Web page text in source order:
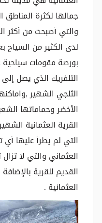
جمالها لكثرة المناطق
والتي أصبحت من أكثر
لدى الكثير من السياح
بورصة مقومات
التلفريك الذي يصل
الثلجي الشهير
الأخضر وحماماتها
القرية العثمانية
التي لم يطرأ عليها أي
العثماني والتي لا
القديم للقرية
العثمانية .